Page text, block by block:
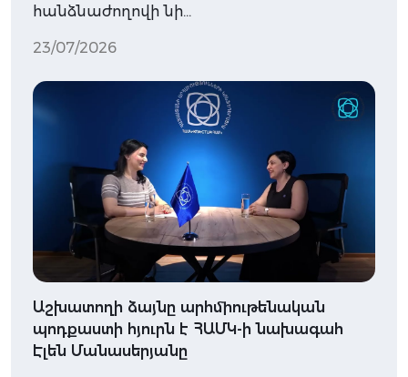
հանձնաժողովի նի…
23/07/2026
Աշխատողի ձայնը արհմիութենական
պոդքաստի հյուրն է ՀԱՄԿ-ի նախագահ
Էլեն Մանասերյանը